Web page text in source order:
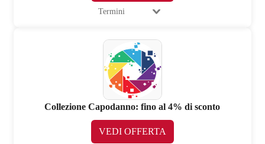
Termini
Collezione Capodanno: fino al 4% di sconto
VEDI OFFERTA